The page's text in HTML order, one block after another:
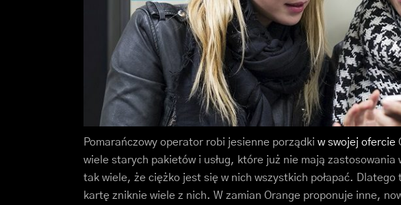
Pomarańczowy operator robi jesienne porządki w swojej ofercie
wiele starych pakietów i usług, które już nie mają
tak wiele, że ciężko jest się w nich wszystkich połapać. Dlatego
kartę zniknie wiele z nich. W zamian Orange proponuje inne,